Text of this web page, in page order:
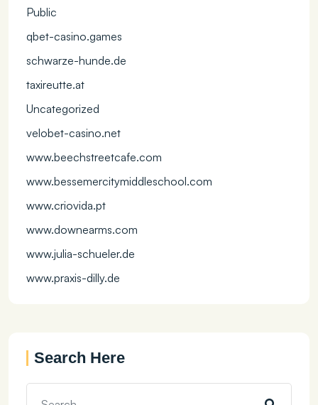
Public
qbet-casino.games
schwarze-hunde.de
taxireutte.at
Uncategorized
velobet-casino.net
www.beechstreetcafe.com
www.bessemercitymiddleschool.com
www.criovida.pt
www.downearms.com
www.julia-schueler.de
www.praxis-dilly.de
Search Here